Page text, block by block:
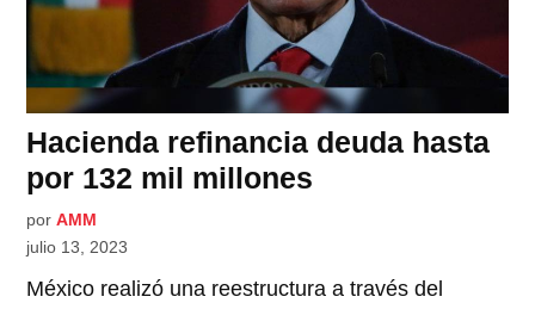
Hacienda refinancia deuda hasta
por 132 mil millones
por AMM
julio 13, 2023
México realizó una reestructura a través del